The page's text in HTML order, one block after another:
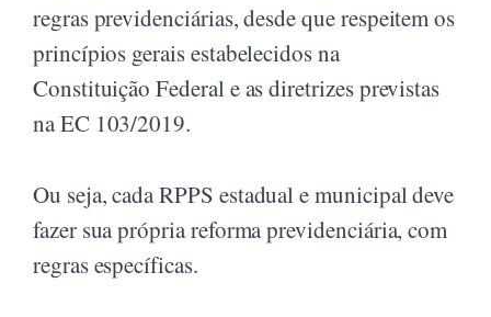
regras previdenciárias, desde que respeitem os
princípios gerais estabelecidos na
Constituição Federal e as diretrizes previstas
na EC 103/2019.
Ou seja, cada RPPS estadual e municipal deve
fazer sua própria reforma previdenciária, com
regras específicas.